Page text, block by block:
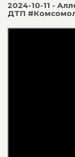
2024-10-11 -
ДТП